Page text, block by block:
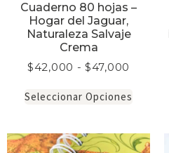
Cuaderno 80 hojas –
Hogar del Jaguar,
Naturaleza Salvaje
Crema
$42,000 - $47,000
Seleccionar Opciones